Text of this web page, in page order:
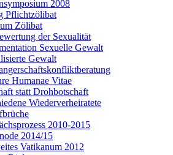
2008
Pflichtzölibat
Zölibat
der Sexualität
Sexuelle Gewalt
Gewalt
Humanae Vitae
statt Drohbotschaft
Wiederverheiratete
2010-2015
2014/15
Vatikanum 2012